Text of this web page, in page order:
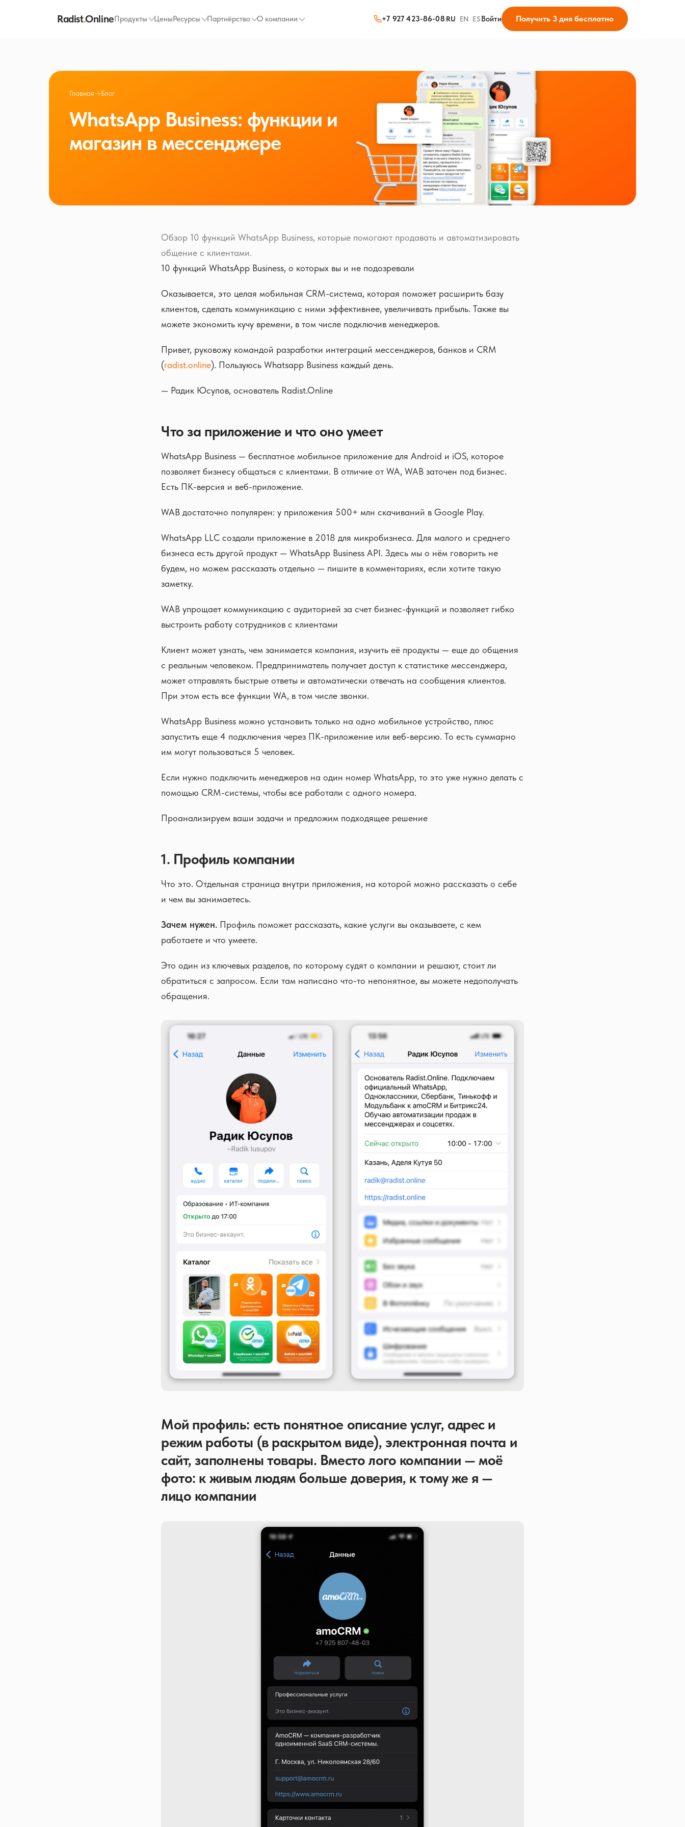
Radist.OnlineПродукты ЦеныРесурсы Партнёрство О компании +7 927 423-86-08 RU · EN · ESВойти Получить 3 дня бесплатно
Главная→Блог
WhatsApp Business: функции и
магазин в мессенджере
Обзор 10 функций WhatsApp Business, которые помогают продавать и автоматизировать
общение с клиентами.
10 функций WhatsApp Business, о которых вы и не подозревали
Оказывается, это целая мобильная CRM-система, которая поможет расширить базу
клиентов, сделать коммуникацию с ними эффективнее, увеличивать прибыль. Также вы
можете экономить кучу времени, в том числе подключив менеджеров.
Привет, руковожу командой разработки интеграций мессенджеров, банков и CRM
(radist.online). Пользуюсь Whatsapp Business каждый день.
— Радик Юсупов, основатель Radist.Online
Что за приложение и что оно умеет
WhatsApp Business — бесплатное мобильное приложение для Android и iOS, которое
позволяет бизнесу общаться с клиентами. В отличие от WA, WAB заточен под бизнес.
Есть ПК-версия и веб-приложение.
WAB достаточно популярен: у приложения 500+ млн скачиваний в Google Play.
WhatsApp LLC создали приложение в 2018 для микробизнеса. Для малого и среднего
бизнеса есть другой продукт — WhatsApp Business API. Здесь мы о нём говорить не
будем, но можем рассказать отдельно — пишите в комментариях, если хотите такую
заметку.
WAB упрощает коммуникацию с аудиторией за счет бизнес-функций и позволяет гибко
выстроить работу сотрудников с клиентами
Клиент может узнать, чем занимается компания, изучить её продукты — еще до общения
с реальным человеком. Предприниматель получает доступ к статистике мессенджера,
может отправлять быстрые ответы и автоматически отвечать на сообщения клиентов.
При этом есть все функции WA, в том числе звонки.
WhatsApp Business можно установить только на одно мобильное устройство, плюс
запустить еще 4 подключения через ПК-приложение или веб-версию. То есть суммарно
им могут пользоваться 5 человек.
Если нужно подключить менеджеров на один номер WhatsApp, то это уже нужно делать с
помощью CRM-системы, чтобы все работали с одного номера.
Проанализируем ваши задачи и предложим подходящее решение
1. Профиль компании
Что это. Отдельная страница внутри приложения, на которой можно рассказать о себе
и чем вы занимаетесь.
Зачем нужен. Профиль поможет рассказать, какие услуги вы оказываете, с кем
работаете и что умеете.
Это один из ключевых разделов, по которому судят о компании и решают, стоит ли
обратиться с запросом. Если там написано что-то непонятное, вы можете недополучать
обращения.
Мой профиль: есть понятное описание услуг, адрес и
режим работы (в раскрытом виде), электронная почта и
сайт, заполнены товары. Вместо лого компании — моё
фото: к живым людям больше доверия, к тому же я —
лицо компании